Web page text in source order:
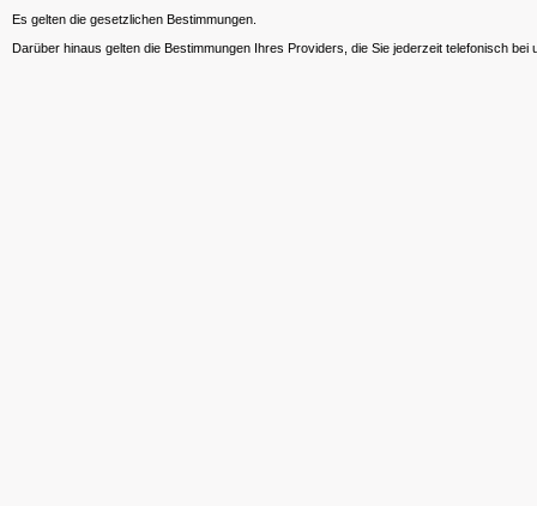
Es gelten die gesetzlichen Bestimmungen.
Darüber hinaus gelten die Bestimmungen Ihres Providers, die Sie jederzeit telefonisch bei